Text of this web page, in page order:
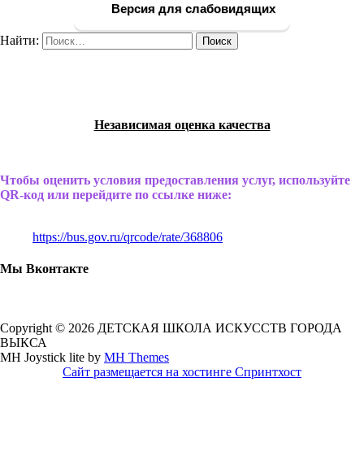
Версия для слабовидящих
Найти:
Независимая оценка качества
Чтобы оценить условия предоставления услуг, используйте
QR-код или перейдите по ссылке ниже:
https://bus.gov.ru/qrcode/rate/368806
Мы Вконтакте
Copyright © 2026 ДЕТСКАЯ ШКОЛА ИСКУССТВ ГОРОДА
ВЫКСА
MH Joystick lite by MH Themes
Сайт размещается на хостинге Спринтхост